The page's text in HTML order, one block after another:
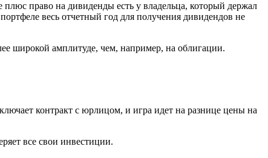
право на дивиденды есть у владельца, который держал
весь отчетный год для получения дивидендов не
широкой амплитуде, чем, например, на облигации.
контракт с юрлицом, и игра идет на разнице цены на
все свои инвестиции.